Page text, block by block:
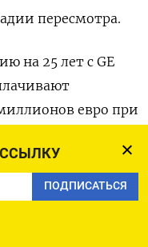
ПОДПИСАТЬСЯ
пересмотра.
на 25 лет с GE
евро при
что теперь
2027 года.
доли General